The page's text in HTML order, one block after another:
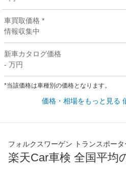
車買取価格 *
情報収集中
新車カタログ価格
- 万円
*当該価格は車種別の価格となります。
価格・相場をもっと見る
フォルクスワーゲン トランスポー
楽天Car車検 全国平均